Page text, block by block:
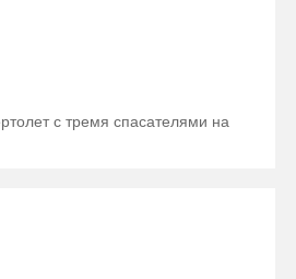
с тремя спасателями на